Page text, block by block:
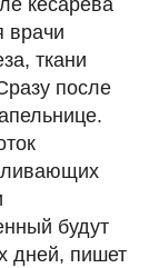
кесарева
врачи
ткани
после
будут
дней, пишет